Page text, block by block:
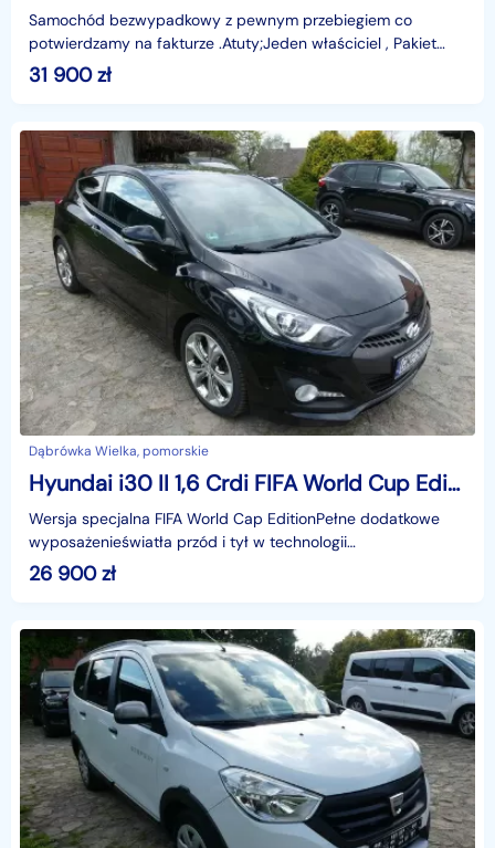
Samochód bezwypadkowy z pewnym przebiegiem co
potwierdzamy na fakturze .Atuty;Jeden właściciel , Pakiet
Biznesowy , Tempomat , Nawigacja , światła LED , rozrząd
31 900zł
Dąbrówka Wielka, pomorskie
Hyundai i30 II 1,6 Crdi FIFA World Cup Edition R-Kamera Klimatronik Panorama dach
Wersja specjalna FIFA World Cap EditionPełne dodatkowe
wyposażenieświatła przód i tył w technologii
LEDidentyfikator: AKL18HK2R
26 900zł